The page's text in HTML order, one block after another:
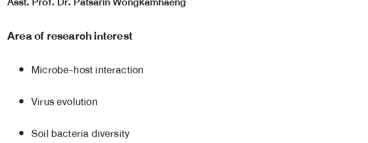
Area of research interest
Microbe-host interaction
Virus evolution
Soil bacteria diversity